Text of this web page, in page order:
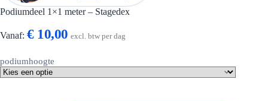
Podiumdeel 1×1 meter – Stagedex
Vanaf: €10,00 excl. btw per dag
podiumhoogte